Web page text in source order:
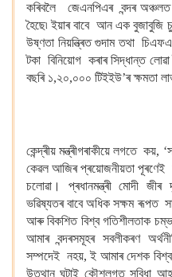
কৰিবলৈ জেএনপিএৰ বন্দৰ অঞ্চলত
হৈছে৷ ইয়াৰ বাবে আন এক
উষ্ণতা নিয়ন্ত্ৰিত গুদাম তথা
টকা বিনিয়োগ কৰাৰ সিদ্ধান্ত
বছৰি ১,২০,০০০ টিইইউ’ৰ ক্ষমতা
কেন্দ্ৰীয় মন্ত্ৰীগৰাকীয়ে লগতে কয়,
কেৱল আজিৰ প্ৰয়োজনীয়তা পূৰণেই
চলোৱা। প্ৰধানমন্ত্ৰী মোদী জীৰ
ভৱিষ্যতৰ বাবে অধিক সক্ষম ৰূপত
আৰু বিকশিত বিশ্ব গতিশীলতাক
আমাৰ বন্দৰসমূহৰ সবলীকৰণ
সম্পদেই নহয়, ই আমাৰ দেশক
উত্থান ঘটাই কৌশলগত সুবিধা